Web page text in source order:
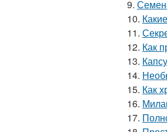
9.
10.
11.
12. Как
13.
14.
15. Как
16.
17.